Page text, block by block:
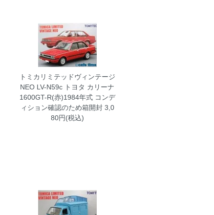
トミカリミテッドヴィンテージ
NEO LV-N59c トヨタ カリーナ
1600GT-R(赤)1984年式 コンデ
ィション確認のため箱開封3,0
80円(税込)